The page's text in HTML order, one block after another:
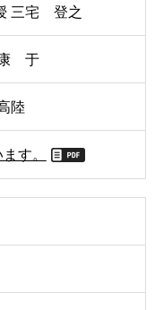
三宅 登之
康 于
陸
す。